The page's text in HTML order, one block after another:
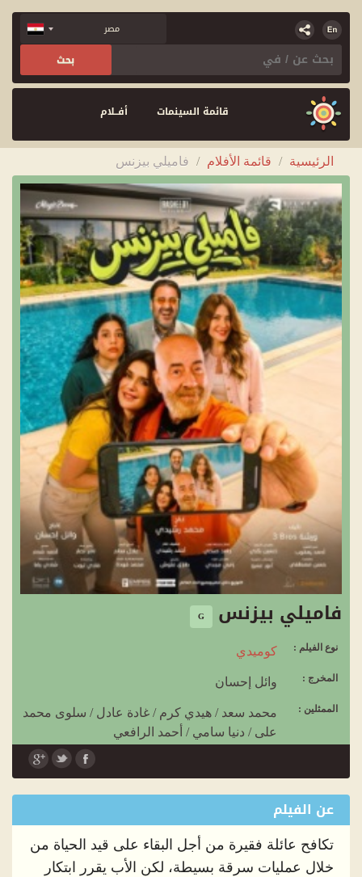
قائمة السينمات أفــلام
الرئيسية / قائمة الأفلام / فاميلي بيزنس
فاميلي بيزنس G
نوع الفيلم : كوميدي
المخرج : وائل إحسان
الممثلين : محمد سعد / هيدي كرم / غادة عادل / سلوى محمد
على / دنيا سامي / أحمد الرافعي
عن الفيلم
تكافح عائلة فقيرة من أجل البقاء على قيد الحياة من
خلال عمليات سرقة بسيطة، لكن الأب يقرر ابتكار